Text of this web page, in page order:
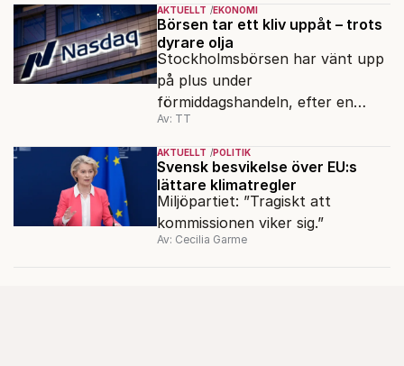
AKTUELLT EKONOMI
Börsen tar ett kliv uppåt – trots
dyrare olja
Stockholmsbörsen har vänt upp
på plus under
förmiddagshandeln, efter en
inledning nedåt – trots ett högre
oljepris och AI-oro.
Av: TT
AKTUELLT POLITIK
Svensk besvikelse över EU:s
lättare klimatregler
Miljöpartiet: ”Tragiskt att
kommissionen viker sig.”
Av: Cecilia Garme